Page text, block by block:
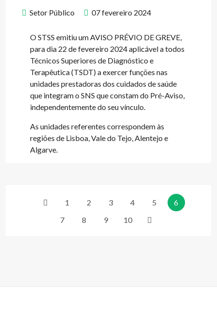
Setor Público 07 fevereiro 2024
O STSS emitiu um AVISO PRÉVIO DE GREVE,
para dia 22 de fevereiro 2024 aplicável a todos
Técnicos Superiores de Diagnóstico e
Terapêutica (TSDT) a exercer funções nas
unidades prestadoras dos cuidados de saúde
que integram o SNS que constam do Pré-Aviso,
independentemente do seu vínculo.
As unidades referentes correspondem às
regiões de Lisboa, Vale do Tejo, Alentejo e
Algarve.
1 2 3 4 5
6
7
8 9 10